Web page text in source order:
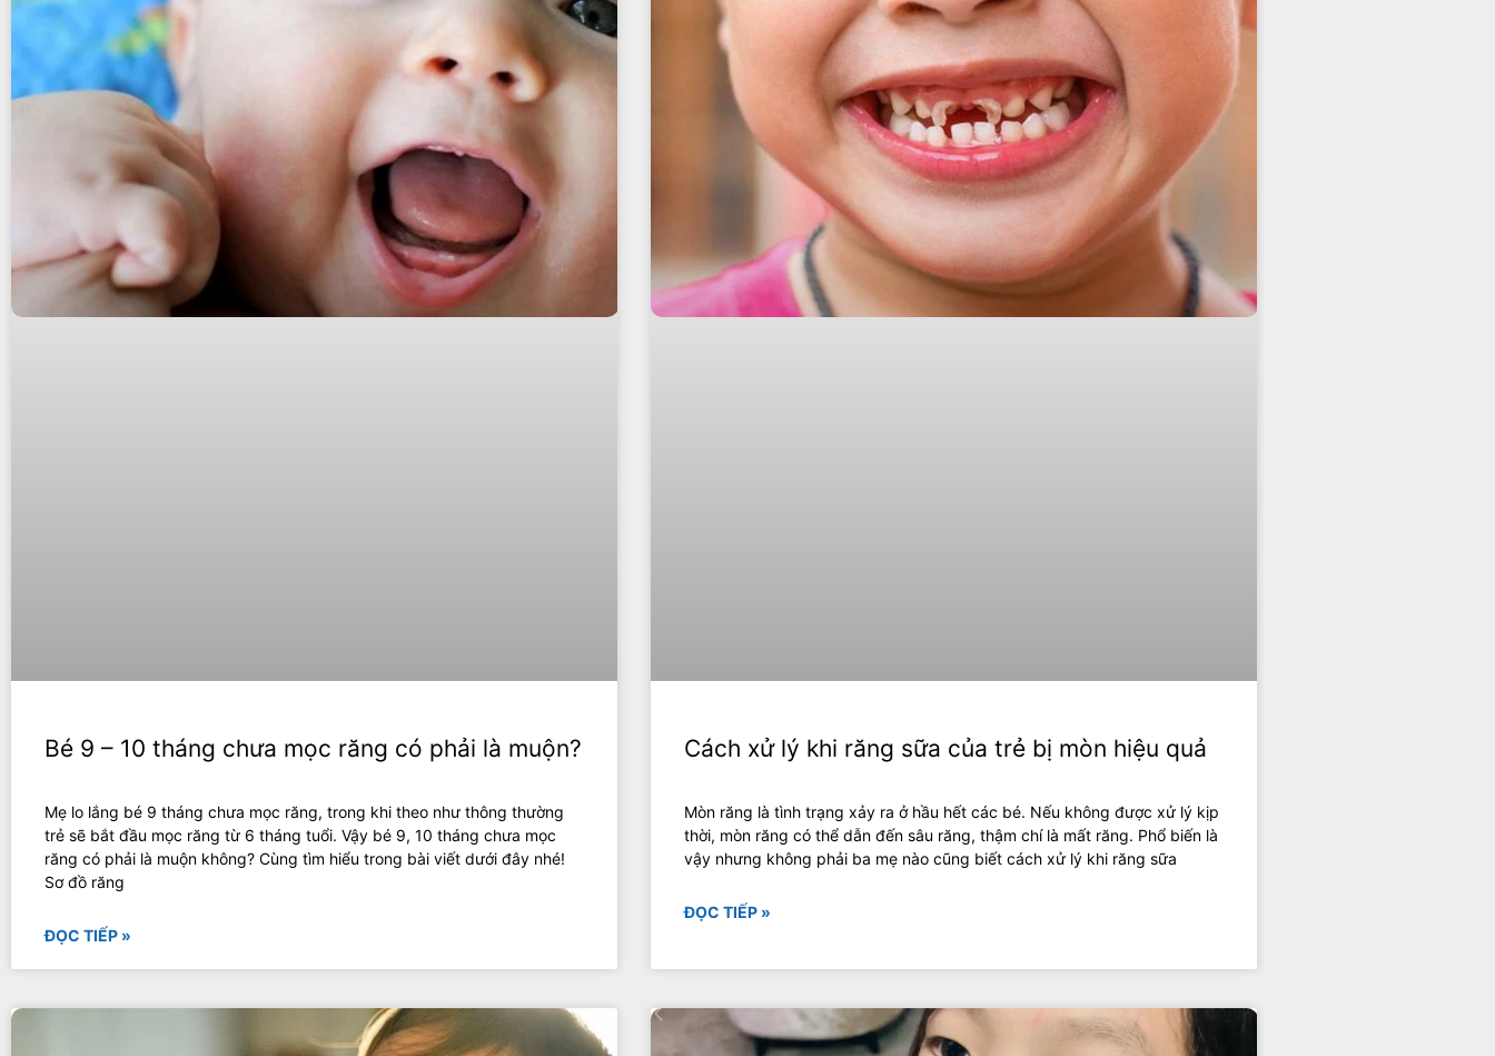
Bé 9 – 10 tháng chưa mọc răng có phải là muộn?
Mẹ lo lắng bé 9 tháng chưa mọc răng, trong khi theo như thông thường
trẻ sẽ bắt đầu mọc răng từ 6 tháng tuổi. Vậy bé 9, 10 tháng chưa mọc
răng có phải là muộn không? Cùng tìm hiểu trong bài viết dưới đây nhé!
Sơ đồ răng
ĐỌC TIẾP »
Cách xử lý khi răng sữa của trẻ bị mòn hiệu quả
Mòn răng là tình trạng xảy ra ở hầu hết các bé. Nếu không được xử lý kịp
thời, mòn răng có thể dẫn đến sâu răng, thậm chí là mất răng. Phổ biến là
vậy nhưng không phải ba mẹ nào cũng biết cách xử lý khi răng sữa
ĐỌC TIẾP »